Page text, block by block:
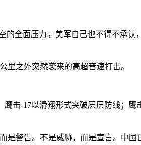
全面压力。美军自己也不得不承
里之外突然袭来的高超音速打击。
击-17以滑翔形式突破层层防线；
警告。不是威胁，而是宣言。中